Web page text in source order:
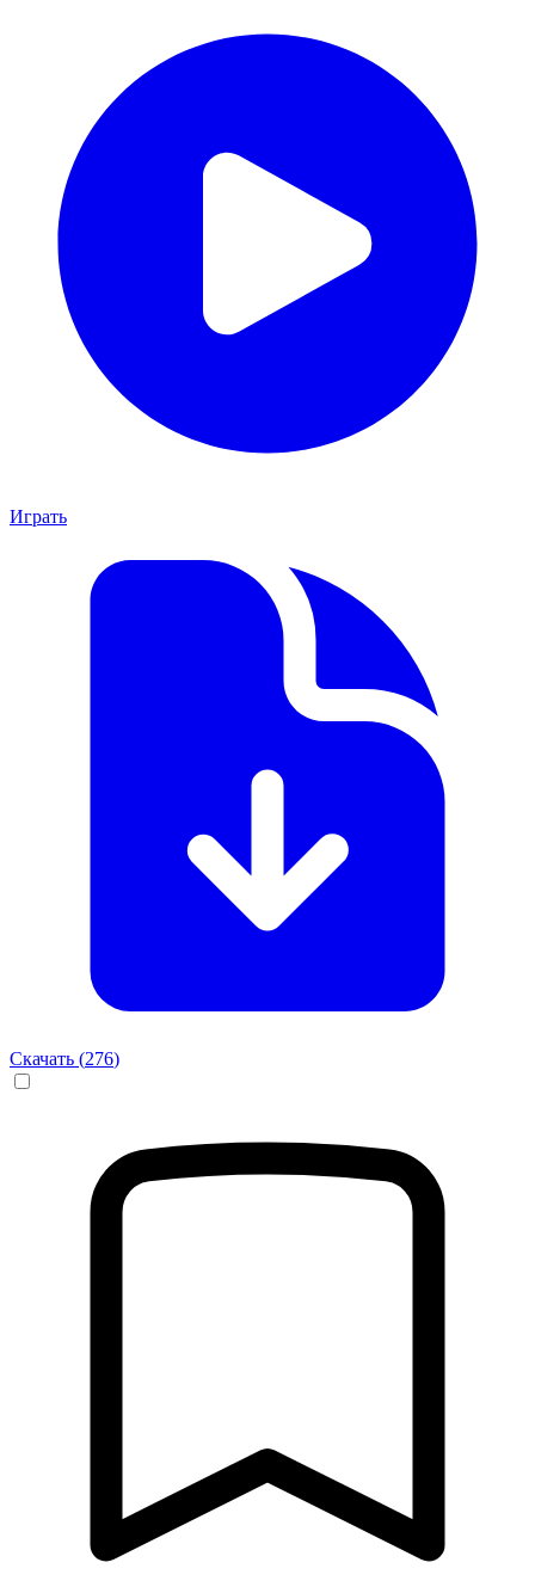
Играть
Скачать (276)